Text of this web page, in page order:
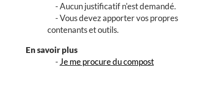
Aucun justificatif n'est demandé.
Vous devez apporter vos propres
contenants et outils.
En savoir plus
Je me procure du compost